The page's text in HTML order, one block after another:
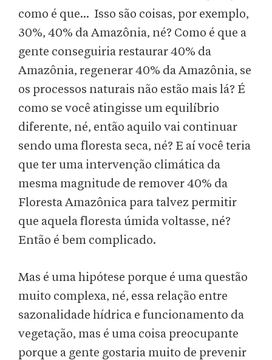
como é que... Isso são coisas, por exemplo,
30%, 40% da Amazônia, né? Como é que a
gente conseguiria restaurar 40% da
Amazônia, regenerar 40% da Amazônia, se
os processos naturais não estão mais lá? É
como se você atingisse um equilíbrio
diferente, né, então aquilo vai continuar
sendo uma floresta seca, né? E aí você teria
que ter uma intervenção climática da
mesma magnitude de remover 40% da
Floresta Amazônica para talvez permitir
que aquela floresta úmida voltasse, né?
Então é bem complicado.
Mas é uma hipótese porque é uma questão
muito complexa, né, essa relação entre
sazonalidade hídrica e funcionamento da
vegetação, mas é uma coisa preocupante
porque a gente gostaria muito de prevenir